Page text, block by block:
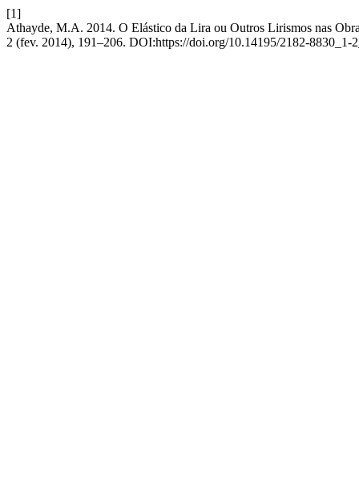
[1]
Athayde, M.A. 2014. O Elástico da Lira ou Outros Lirismos nas
2 (fev. 2014), 191–206. DOI:https://doi.org/10.14195/2182-8830_1-